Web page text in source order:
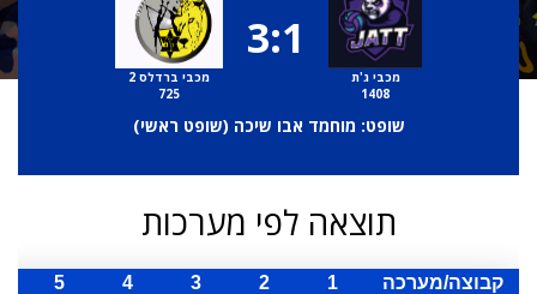
מכבי ג'ת
1408
3:1
מכבי ברדלס 2
725
שופט: מוחמד אבו שיכה (שופט ראשי)
תוצאה לפי מערכות
קבוצה/מערכה 1
2
3
4
5